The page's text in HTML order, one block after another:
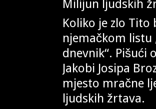
Milijun ljudskih
Koliko je zlo Tito
njemačkom listu
dnevnik“. Pišući
Jakobi Josipa
mjesto mračne
ljudskih žrtava.